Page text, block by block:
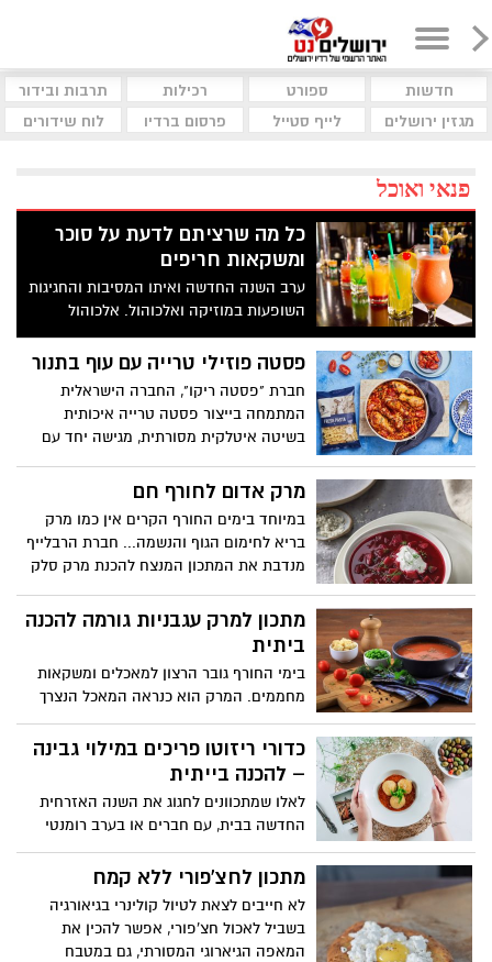
חדשות ספורט רכילות
תרבות ובידור
מגזין ירושלים
לייף סטייל פרסום ברדיו לוח שידורים
פנאי ואוכל
כל מה שרציתם לדעת על סוכר
ומשקאות חריפים
ערב השנה החדשה ואיתו המסיבות והחגיגות
השופעות במוזיקה ואלכוהול. אלכוהול
בצריכה מופרזת כשלעצמו יכול להיות מסוכן,
על אחת כמה וכמה עבור סוכרתיים. לקראת
למי מכם שסובל מסוכרת להנות מהחגיגות
פסטה פוזילי טרייה עם עוף בתנור
חברת "פסטה ריקו", החברה הישראלית
המתמחה בייצור פסטה טרייה איכותית
בשיטה איטלקית מסורתית, מגישה יחד עם
המתאים במיוחד לימי החורף הקרים: פסטה
פוזילי טרייה עם עוף המוגשים בתבנית אחת
בתנור. השימוש במתכון בפסטה טרייה שלא
צריך לבשל אותה קודם ובהכנה בתנור מקבלת
מרקם מושלם וטעם מענג.
מרק אדום לחורף חם
במיוחד בימים החורף הקרים אין כמו מרק
בריא לחימום הגוף והנשמה... חברת הרבלייף
מנדבת את המתכון המנצח להכנת מרק סלק
הבריאות: "מבשלים דרך חיים", הכולל כ-80
מתכונים מגוונים על טהרת הבריאות עם פירוט
ערכים תזונתיים.
מתכון למרק עגבניות גורמה להכנה
ביתית
בימי החורף גובר הרצון למאכלים ומשקאות
מחממים. המרק הוא כנראה המאכל הנצרך
ביותר בימי החורף הקרים. הוא תורם לתחושת
שובע ממושכת, מחמם ומזין את הגוף, מעשיר
אותו בנוזלים, מהיר וקל להכנה. חברת
להכנה ביתית, עשיר בסיבים תזונתיים
וחלבונים המסייעים לתחושת שובע לאורך זמן
רב. מתאים כארוחת ביניים, מנת פתיחה
לארוחה או כארוחת לילה.
כדורי ריזוטו פריכים במילוי גבינה
– להכנה בייתית
לאלו שמתכוונים לחגוג את השנה האזרחית
החדשה בבית, עם חברים או בערב רומנטי
זוגי, השף הראשי של רשת קפה גרג – רון
סימן טוב, חושף מתכון חגיגי להכנת מאכל
גבינה, קלילים, טעימים, יפים להגשה -
מתכון לחצ'פורי ללא קמח
לא חייבים לצאת לטיול קולינרי בגיאורגיה
בשביל לאכול חצ'פורי, אפשר להכין את
המאפה הגיארוגי המסורתי, גם במטבח